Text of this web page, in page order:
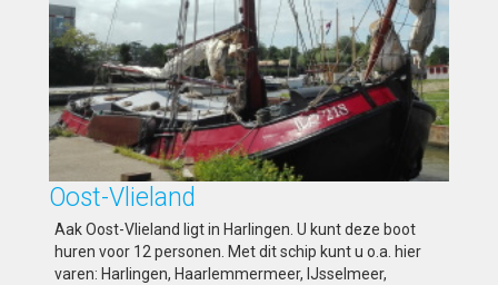
Oost-Vlieland
Aak Oost-Vlieland ligt in Harlingen. U kunt deze boot
huren voor 12 personen. Met dit schip kunt u o.a. hier
varen: Harlingen, Haarlemmermeer, IJsselmeer,